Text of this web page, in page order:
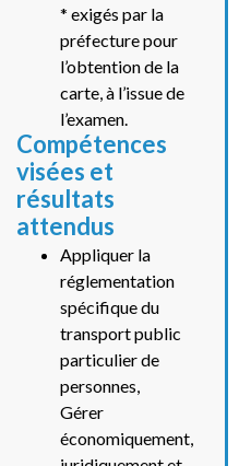
* exigés par la
préfecture pour
l’obtention de la
carte, à l’issue de
l’examen.
Compétences
visées et
résultats
attendus
Appliquer la
réglementation
spécifique du
transport public
particulier de
personnes,
Gérer
économiquement,